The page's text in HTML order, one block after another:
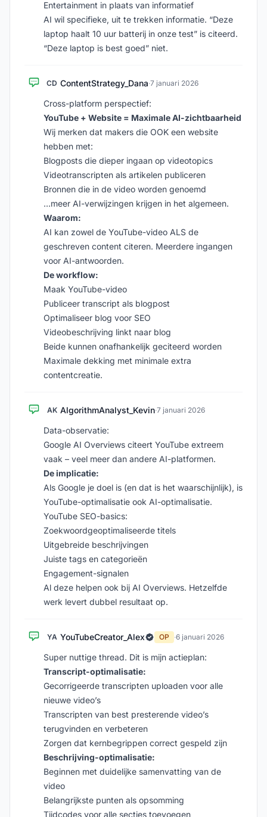
Entertainment in plaats van informatief
AI wil specifieke, uit te trekken informatie. “Deze
laptop haalt 10 uur batterij in onze test” is citeerd.
“Deze laptop is best goed” niet.
CD ContentStrategy_Dana·7 januari 2026
Cross-platform perspectief:
YouTube + Website = Maximale AI-zichtbaarheid
Wij merken dat makers die OOK een website
hebben met:
Blogposts die dieper ingaan op videotopics
Videotranscripten als artikelen publiceren
Bronnen die in de video worden genoemd
…meer AI-verwijzingen krijgen in het algemeen.
Waarom:
AI kan zowel de YouTube-video ALS de
geschreven content citeren. Meerdere ingangen
voor AI-antwoorden.
De workflow:
Maak YouTube-video
Publiceer transcript als blogpost
Optimaliseer blog voor SEO
Videobeschrijving linkt naar blog
Beide kunnen onafhankelijk geciteerd worden
Maximale dekking met minimale extra
contentcreatie.
AK AlgorithmAnalyst_Kevin·7 januari 2026
Data-observatie:
Google AI Overviews citeert YouTube extreem
vaak – veel meer dan andere AI-platformen.
De implicatie:
Als Google je doel is (en dat is het waarschijnlijk), is
YouTube-optimalisatie ook AI-optimalisatie.
YouTube SEO-basics:
Zoekwoordgeoptimaliseerde titels
Uitgebreide beschrijvingen
Juiste tags en categorieën
Engagement-signalen
Al deze helpen ook bij AI Overviews. Hetzelfde
werk levert dubbel resultaat op.
YA YouTubeCreator_Alex OP ·6 januari 2026
Super nuttige thread. Dit is mijn actieplan:
Transcript-optimalisatie:
Gecorrigeerde transcripten uploaden voor alle
nieuwe video’s
Transcripten van best presterende video’s
terugvinden en verbeteren
Zorgen dat kernbegrippen correct gespeld zijn
Beschrijving-optimalisatie:
Beginnen met duidelijke samenvatting van de
video
Belangrijkste punten als opsomming
Tijdcodes voor alle secties toevoegen